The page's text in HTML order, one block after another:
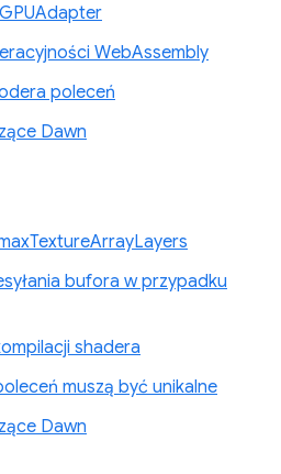
WebAssembly
poleceń
Dawn
bufora w przypadku
shadera
muszą być unikalne
Dawn